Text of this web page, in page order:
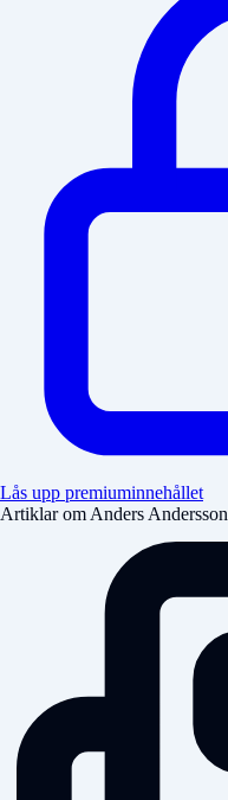
Lås upp premiuminnehållet
Artiklar om Anders Andersson